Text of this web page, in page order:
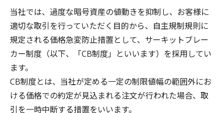
当社では、過度な暗号資産の値動きを抑制し、お客様に
適切な取引を行っていただく目的から、自主規制規則に
規定される価格急変防止措置として、サーキットブレー
カー制度（以下、「CB制度」といいます）を採用してい
ます。
CB制度とは、当社が定める一定の制限値幅の範囲外にお
ける価格での約定が見込まれる注文が行われた場合、取
引を一時中断する措置をいいます。